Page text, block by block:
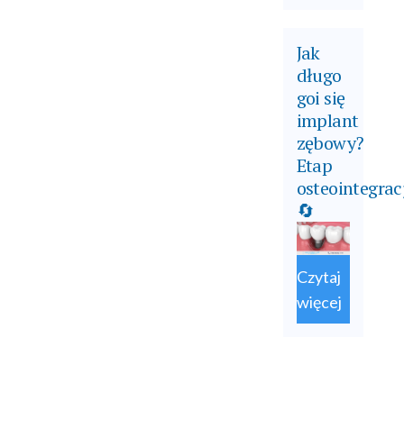
Jak
długo
goi się
implant
zębowy?
Etap
🔄
Czytaj
więcej